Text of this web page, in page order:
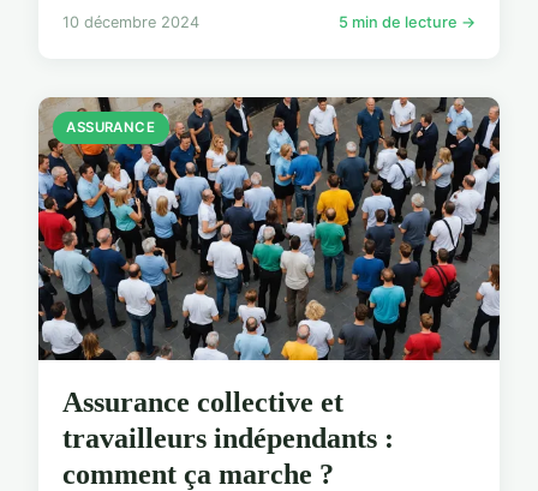
10 décembre 2024 5 min de lecture →
ASSURANCE
Assurance collective et
travailleurs indépendants :
comment ça marche ?